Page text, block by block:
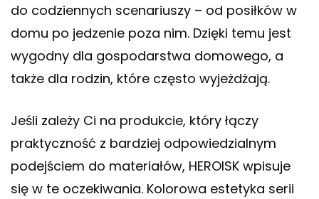
do codziennych scenariuszy – od posiłków w
domu po jedzenie poza nim. Dzięki temu jest
wygodny dla gospodarstwa domowego, a
także dla rodzin, które często wyjeżdżają.
Jeśli zależy Ci na produkcie, który łączy
praktyczność z bardziej odpowiedzialnym
podejściem do materiałów, HEROISK wpisuje
się w te oczekiwania. Kolorowa estetyka serii